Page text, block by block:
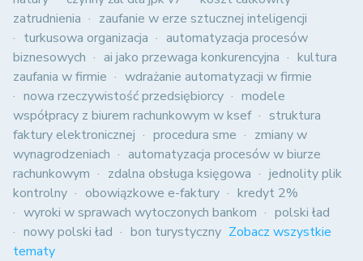
zatrudnienia
zaufanie w erze sztucznej inteligencji
turkusowa organizacja
automatyzacja procesów
biznesowych
ai jako przewaga konkurencyjna
kultura
zaufania w firmie
wdrażanie automatyzacji w firmie
nowa rzeczywistość przedsiębiorcy
modele
współpracy z biurem rachunkowym w ksef
struktura
faktury elektronicznej
procedura sme
zmiany w
wynagrodzeniach
automatyzacja procesów w biurze
rachunkowym
zdalna obsługa księgowa
jednolity plik
kontrolny
obowiązkowe e-faktury
kredyt 2%
wyroki w sprawach wytoczonych bankom
polski ład
nowy polski ład
bon turystyczny Zobacz wszystkie
tematy